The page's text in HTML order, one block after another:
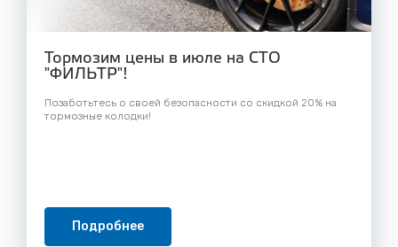
Тормозим цены в июле на СТО
"ФИЛЬТР"!
Позаботьтесь о своей безопасности со скидкой 20% на
тормозные колодки!
Подробнее